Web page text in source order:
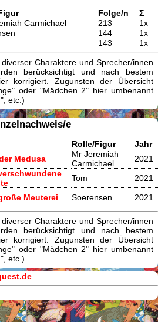
Folge/n
Σ
Carmichael 213
1x
144
1x
143 1x
Charaktere und Sprecher/innen
berücksichtigt und nach bestem
korrigiert. Zugunsten der Übersicht
oder "Mädchen 2" hier umbenannt
etc.)
e
Rolle/Figur
Jahr
Medusa
Mr Jeremiah
Carmichael
2021
Tom
2021
Meuterei Soerensen 2021
Charaktere und Sprecher/innen
berücksichtigt und nach bestem
korrigiert. Zugunsten der Übersicht
oder "Mädchen 2" hier umbenannt
etc.)